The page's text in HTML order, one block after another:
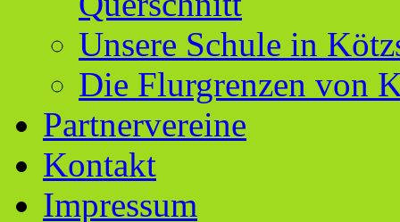
Unsere Schule in
Die Flurgrenzen von
Partnervereine
Kontakt
Impressum